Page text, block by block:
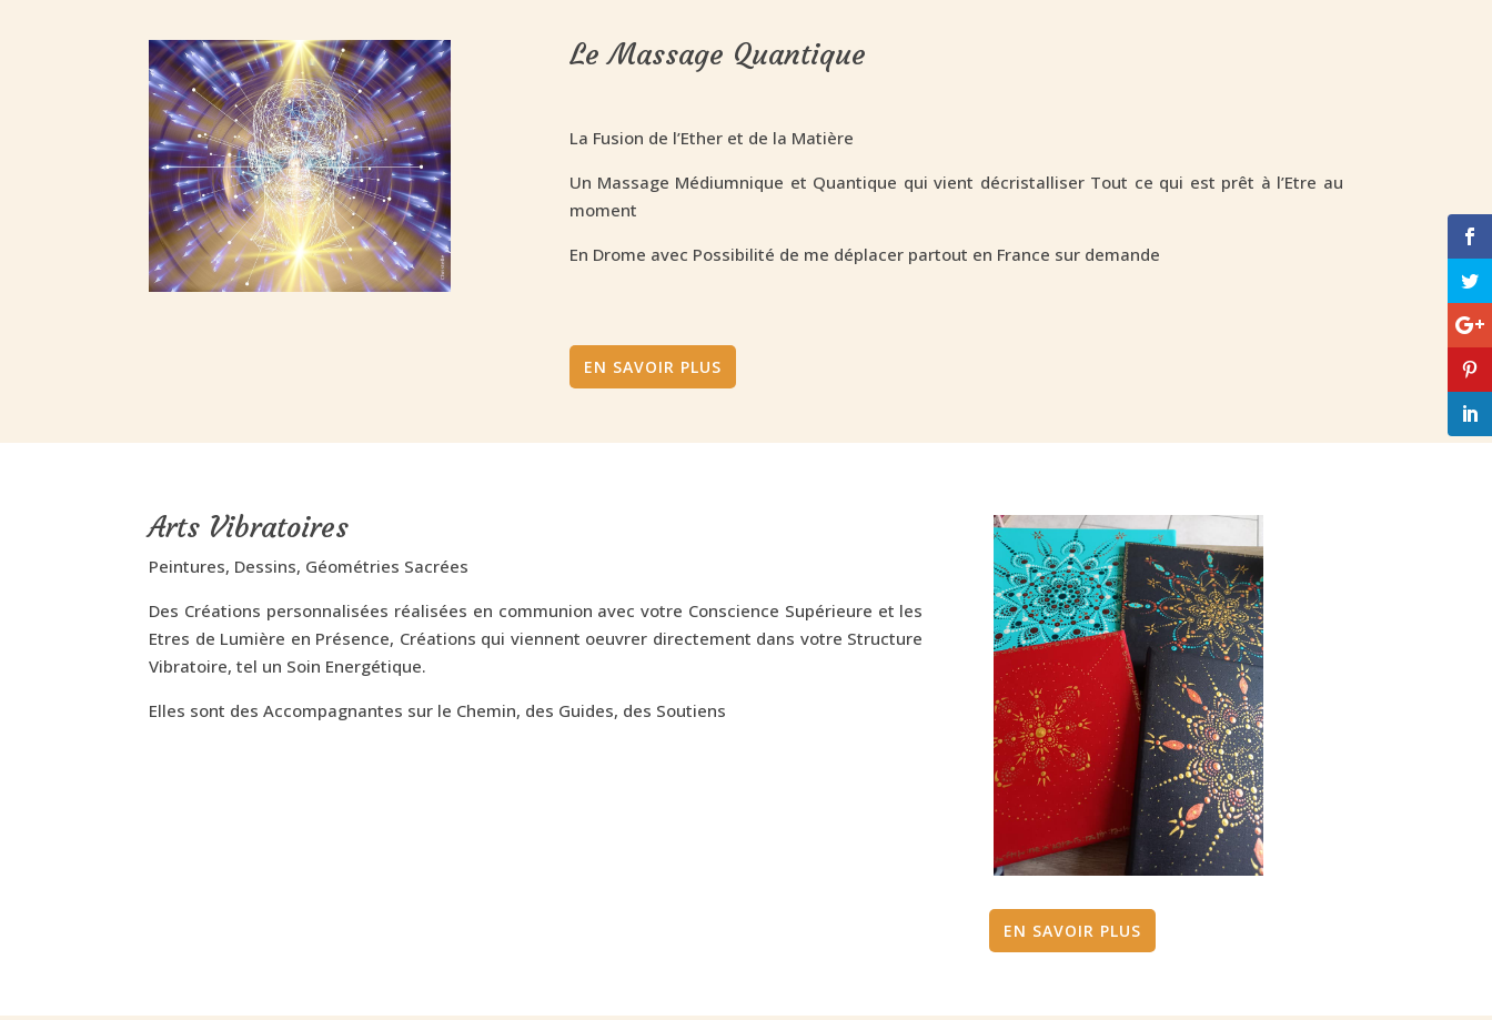
Le Massage Quantique
La Fusion de l’Ether et de la Matière
Un Massage Médiumnique et Quantique qui vient décristalliser Tout ce qui est prêt à l’Etre au
moment
En Drome avec Possibilité de me déplacer partout en France sur demande
EN SAVOIR PLUS
Arts Vibratoires
Peintures, Dessins, Géométries Sacrées
Des Créations personnalisées réalisées en communion avec votre Conscience Supérieure et les
Etres de Lumière en Présence, Créations qui viennent oeuvrer directement dans votre Structure
Vibratoire, tel un Soin Energétique.
Elles sont des Accompagnantes sur le Chemin, des Guides, des Soutiens
EN SAVOIR PLUS